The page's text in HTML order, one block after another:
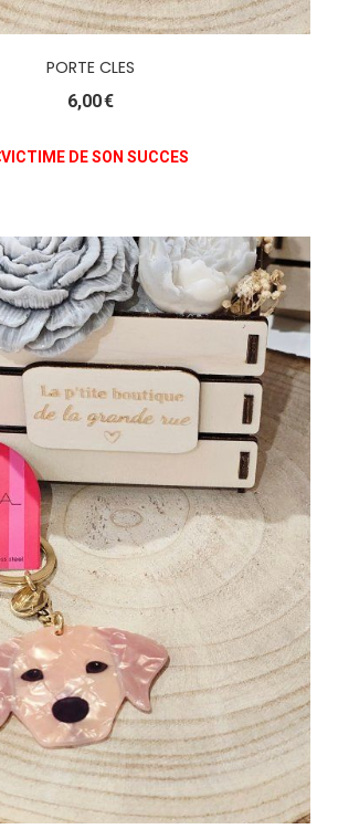
PORTE CLES
6,00€
VICTIME DE SON SUCCES